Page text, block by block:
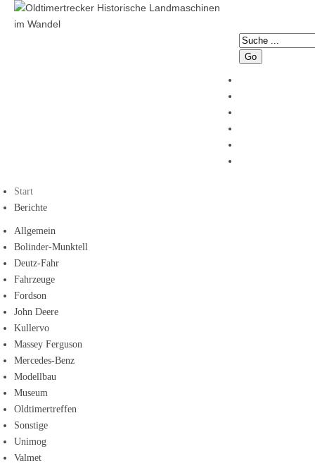
Go
Start
Berichte
Allgemein
Bolinder-Munktell
Deutz-Fahr
Fahrzeuge
Fordson
John Deere
Kullervo
Massey Ferguson
Mercedes-Benz
Modellbau
Museum
Oldtimertreffen
Sonstige
Unimog
Valmet